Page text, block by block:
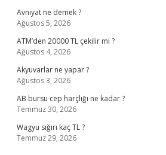
Avniyat ne demek ?
Ağustos 5, 2026
ATM’den 20000 TL çekilir mi ?
Ağustos 4, 2026
Akyuvarlar ne yapar ?
Ağustos 3, 2026
AB bursu cep harçlığı ne kadar ?
Temmuz 30, 2026
Wagyu sığırı kaç TL ?
Temmuz 29, 2026